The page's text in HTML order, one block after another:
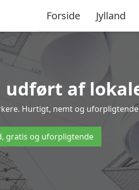
Forside Jylland
af
Hurtigt, nemt og
gratis og uforpligtende